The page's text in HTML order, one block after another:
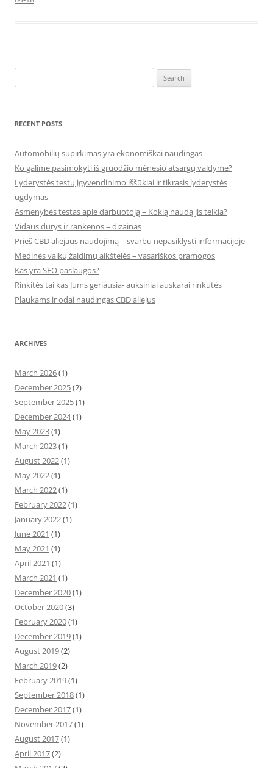
for:
RECENT POSTS
Automobilių supirkimas yra ekonomiškai naudingas
Ko galime pasimokyti iš gruodžio mėnesio atsargų valdyme?
Lyderystės testų įgyvendinimo iššūkiai ir tikrasis lyderystės
ugdymas
Asmenybės testas apie darbuotoją – Kokią naudą jis teikia?
Vidaus durys ir rankenos – dizainas
Prieš CBD aliejaus naudojimą – svarbu nepasiklysti informacijoje
Medinės vaikų žaidimų aikštelės – vasariškos pramogos
Kas yra SEO paslaugos?
Rinkitės tai kas Jums geriausia- auksiniai auskarai rinkutės
Plaukams ir odai naudingas CBD aliejus
ARCHIVES
March 2026(1)
December 2025(2)
September 2025(1)
December 2024(1)
May 2023(1)
March 2023(1)
August 2022(1)
May 2022(1)
March 2022(1)
February 2022(1)
January 2022(1)
June 2021 (1)
May 2021 (1)
April 2021 (1)
March 2021 (1)
December 2020(1)
October 2020(3)
February 2020(1)
December 2019(1)
August 2019(2)
March 2019(2)
February 2019(1)
September 2018(1)
December 2017(1)
November 2017(1)
August 2017(1)
April 2017(2)